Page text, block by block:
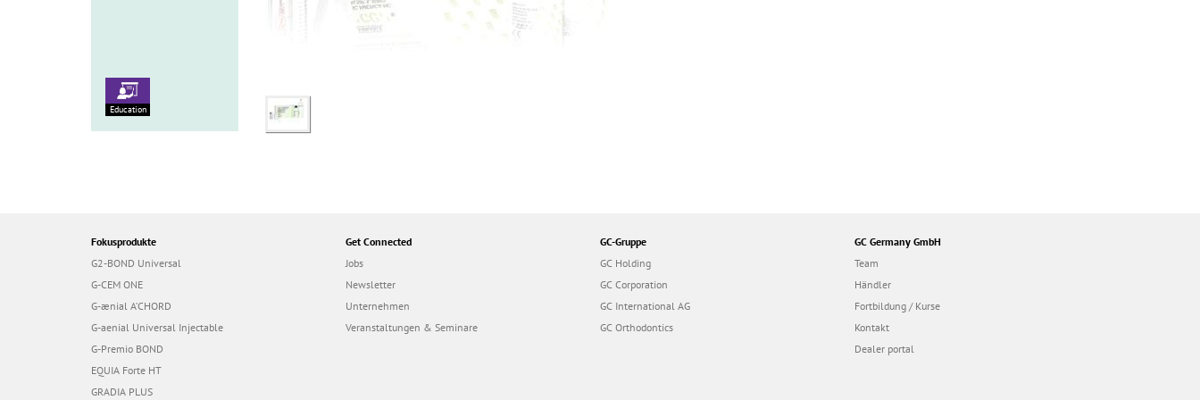
Education
Fokusprodukte
G2-BOND Universal
G-CEM ONE
G-ænial A’CHORD
G-aenial Universal Injectable
G-Premio BOND
EQUIA Forte HT
GRADIA PLUS
Get Connected
Jobs
Newsletter
Unternehmen
Veranstaltungen & Seminare
GC-Gruppe
GC Holding
GC Corporation
GC International AG
GC Orthodontics
GC Germany GmbH
Team
Händler
Fortbildung / Kurse
Kontakt
Dealer portal